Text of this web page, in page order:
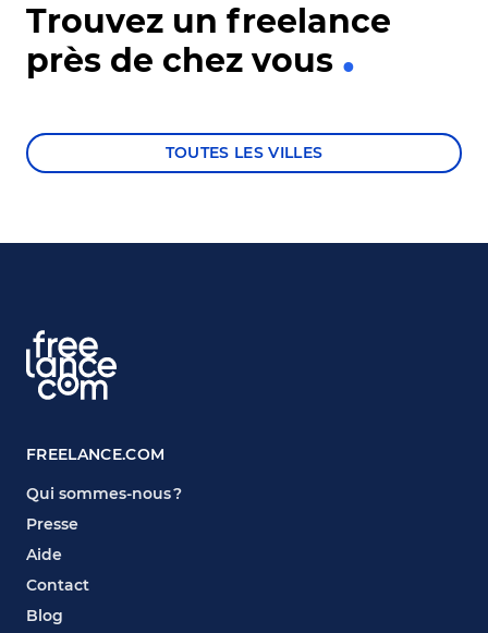
Trouvez un freelance
près de chez vous
TOUTES LES VILLES
FREELANCE.COM
Qui sommes-nous ?
Presse
Aide
Contact
Blog